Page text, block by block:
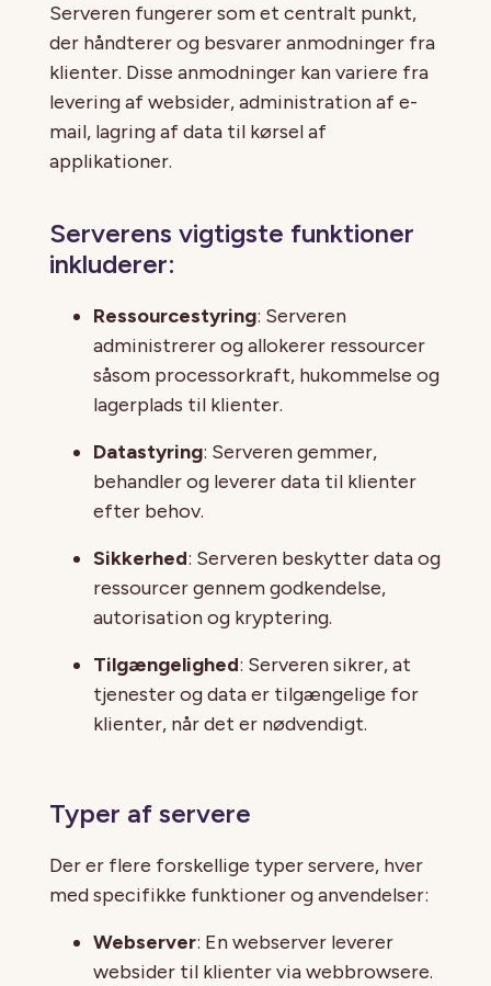
Serveren fungerer som et centralt punkt,
der håndterer og besvarer anmodninger fra
klienter. Disse anmodninger kan variere fra
levering af websider, administration af e-
mail, lagring af data til kørsel af
applikationer.
Serverens vigtigste funktioner
inkluderer:
Ressourcestyring: Serveren
administrerer og allokerer ressourcer
såsom processorkraft, hukommelse og
lagerplads til klienter.
Datastyring: Serveren gemmer,
behandler og leverer data til klienter
efter behov.
Sikkerhed: Serveren beskytter data og
ressourcer gennem godkendelse,
autorisation og kryptering.
Tilgængelighed: Serveren sikrer, at
tjenester og data er tilgængelige for
klienter, når det er nødvendigt.
Typer af servere
Der er flere forskellige typer servere, hver
med specifikke funktioner og anvendelser:
Webserver: En webserver leverer
websider til klienter via webbrowsere.